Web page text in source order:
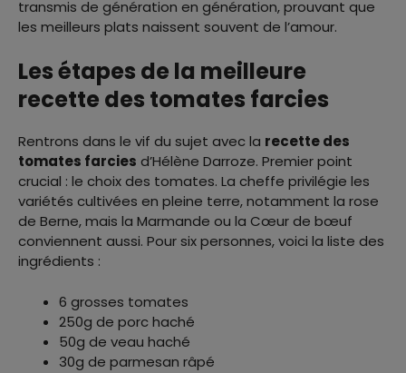
transmis de génération en génération, prouvant que
les meilleurs plats naissent souvent de l’amour.
Les étapes de la meilleure
recette des tomates farcies
Rentrons dans le vif du sujet avec la recette des
tomates farcies d’Hélène Darroze. Premier point
crucial : le choix des tomates. La cheffe privilégie les
variétés cultivées en pleine terre, notamment la rose
de Berne, mais la Marmande ou la Cœur de bœuf
conviennent aussi. Pour six personnes, voici la liste des
ingrédients :
6 grosses tomates
250g de porc haché
50g de veau haché
30g de parmesan râpé